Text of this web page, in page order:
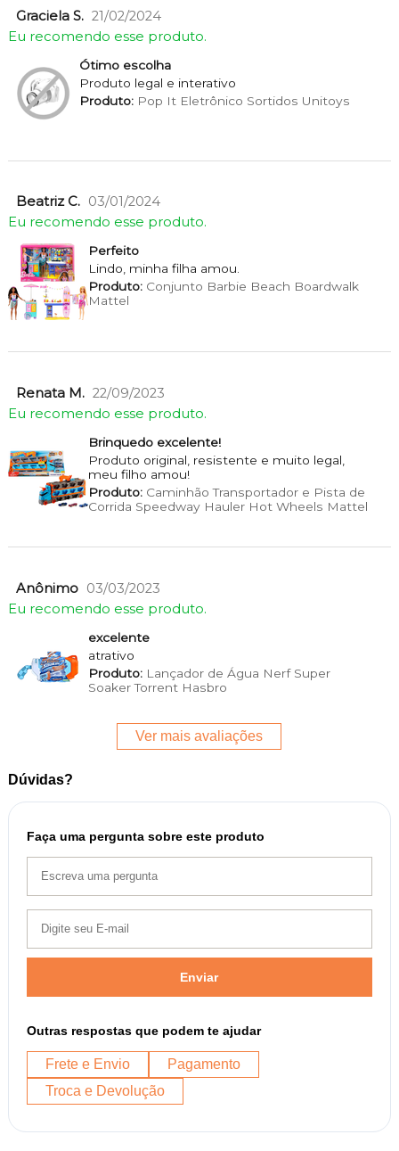
Graciela S. 21/02/2024
Eu recomendo esse produto.
Ótimo escolha
Produto legal e interativo
Produto:Pop It Eletrônico Sortidos Unitoys
Beatriz C. 03/01/2024
Eu recomendo esse produto.
Perfeito
Lindo, minha filha amou.
Produto:Conjunto Barbie Beach Boardwalk
Mattel
Renata M. 22/09/2023
Eu recomendo esse produto.
Brinquedo excelente!
Produto original, resistente e muito legal,
meu filho amou!
Produto:Caminhão Transportador e Pista de
Corrida Speedway Hauler Hot Wheels Mattel
Anônimo 03/03/2023
Eu recomendo esse produto.
excelente
atrativo
Produto:Lançador de Água Nerf Super
Soaker Torrent Hasbro
Ver mais avaliações
Dúvidas?
Faça uma pergunta sobre este produto
Enviar
Outras respostas que podem te ajudar
Frete e Envio
Pagamento
Troca e Devolução